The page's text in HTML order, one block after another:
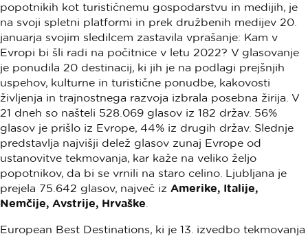
popotnikih kot turističnemu gospodarstvu in medijih, je
na svoji spletni platformi in prek družbenih medijev 20.
januarja svojim sledilcem zastavila vprašanje: Kam v
Evropi bi šli radi na počitnice v letu 2022? V glasovanje
je ponudila 20 destinacij, ki jih je na podlagi prejšnjih
uspehov, kulturne in turistične ponudbe, kakovosti
življenja in trajnostnega razvoja izbrala posebna žirija. V
21 dneh so našteli 528.069 glasov iz 182 držav. 56%
glasov je prišlo iz Evrope, 44% iz drugih držav. Slednje
predstavlja najvišji delež glasov zunaj Evrope od
ustanovitve tekmovanja, kar kaže na veliko željo
popotnikov, da bi se vrnili na staro celino. Ljubljana je
prejela 75.642 glasov, največ iz Amerike, Italije,
Nemčije, Avstrije, Hrvaške
European Best Destinations, ki je 13. izvedbo tekmovanja